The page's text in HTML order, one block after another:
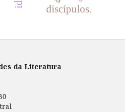
discípulos.
da Literatura